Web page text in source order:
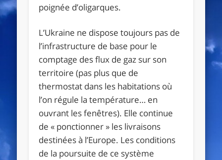
poignée d’oligarques.
L’Ukraine ne dispose toujours pas de
l’infrastructure de base pour le
comptage des flux de gaz sur son
territoire (pas plus que de
thermostat dans les habitations où
l’on régule la température… en
ouvrant les fenêtres). Elle continue
de « ponctionner » les livraisons
destinées à l’Europe. Les conditions
de la poursuite de ce système